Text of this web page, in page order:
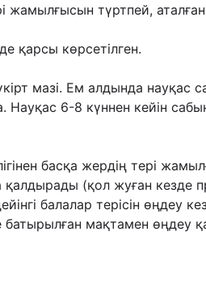
жамылғысын түртпей,
қарсы көрсетілген.
мазі. Ем алдында науқас
Науқас 6-8 күннен кейін
басқа жердің тері
қалдырады (қол жуған кезде
балалар терісін өңдеу
батырылған мақтамен өңдеу